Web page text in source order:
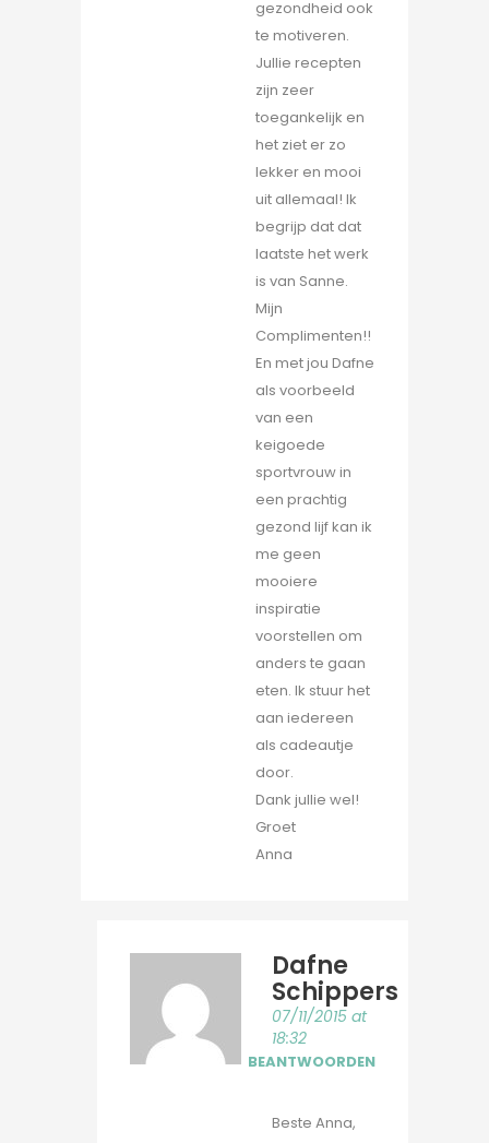
gezondheid ook
te motiveren.
Jullie recepten
zijn zeer
toegankelijk en
het ziet er zo
lekker en mooi
uit allemaal! Ik
begrijp dat dat
laatste het werk
is van Sanne.
Mijn
Complimenten!!
En met jou Dafne
als voorbeeld
van een
keigoede
sportvrouw in
een prachtig
gezond lijf kan ik
me geen
mooiere
inspiratie
voorstellen om
anders te gaan
eten. Ik stuur het
aan iedereen
als cadeautje
door.
Dank jullie wel!
Groet
Anna
Dafne
Schippers
07/11/2015 at
18:32
BEANTWOORDEN
Beste Anna,